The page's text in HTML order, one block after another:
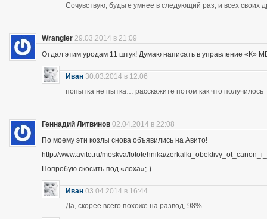
Сочувствую, будьте умнее в следующий раз, и всех своих
Wrangler 29.03.2014 в 21:09
Отдал этим уродам 11 штук! Думаю написать в управление «К»
Иван 30.03.2014 в 12:06
попытка не пытка… расскажите потом как что получилось
Геннадий Литвинов 02.04.2014 в 22:08
По моему эти козлы снова объявились на Авито!
http://www.avito.ru/moskva/fototehnika/
Попробую скосить под «лоха»;-)
Иван 03.04.2014 в 16:44
Да, скорее всего похоже на развод, 98%